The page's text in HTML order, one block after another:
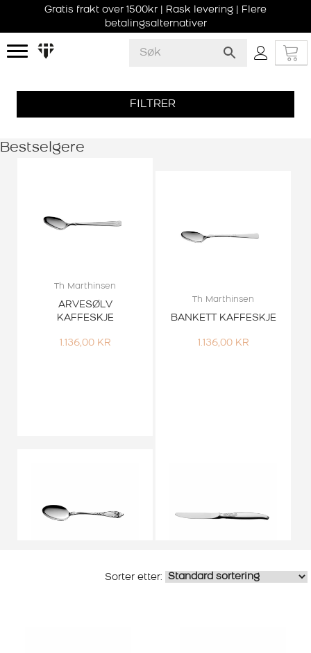
Gratis frakt over 1500kr | Rask levering | Flere
betalingsalternativer
FILTRER
Bestselgere
Th Marthinsen
ARVESØLV
KAFFESKJE
1.136,00 KR
Th Marthinsen
BANKETT KAFFESKJE
1.136,00 KR
Th Marthinsen Th Marthinsen